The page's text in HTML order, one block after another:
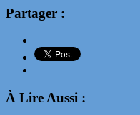
Partager :
À Lire Aussi :